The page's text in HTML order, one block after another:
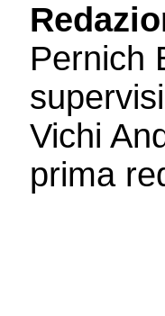
Pernich
Vichi
prima